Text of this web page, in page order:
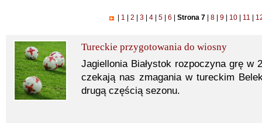
1 2 3 4 5 6 Strona 7 8 9 10 11
Tureckie przygotowania do wiosny
Jagiellonia Białystok rozpoczyna grę w
czekają nas zmagania w tureckim
drugą częścią sezonu.